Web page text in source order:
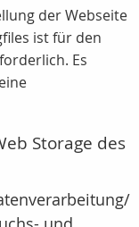
der Webseite
ist für den
Es
Storage des